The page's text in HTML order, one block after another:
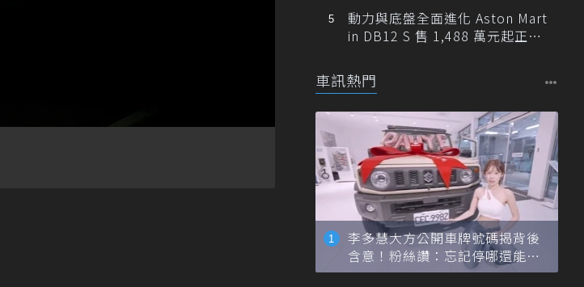
動力與底盤全面進化 Aston Mart
in DB12 S 售 1,488 萬元起正式
車訊熱門
李多慧大方公開車牌號碼揭背後
含意！粉絲讚：忘記停哪還能幫
忙找車